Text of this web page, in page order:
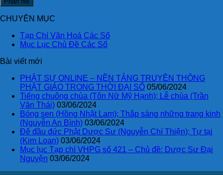
CHUYÊN MỤC
Tạp Chí Văn Hoá Các Số
Mục Lục Chủ Đề Các Số
Bài viết mới
PHẬT SỰ ONLINE – NỀN TẢNG TRUYỀN THÔNG
PHẬT GIÁO TRONG THỜI ĐẠI SỐ 05/06/2024
Tiếng chuông chùa (Tôn Nữ Mỹ Hạnh); Lễ chùa (Trần
Văn Thái) 03/06/2024
Bóng sen (Hồng Nhật Lam); Thắp sáng những trang kinh
(Nguyễn An Bình) 03/06/2024
Đê đầu đức Phật Dược Sư (Nguyễn Chí Thiện); Tự tại
(Kim Loan) 03/06/2024
Mục lục Tạp chí VHPG số 421 – Chủ đề: Dược Sư Đại
Nguyện 03/06/2024